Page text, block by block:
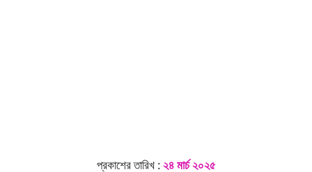
প্রকাশের তারিখ :২৪ মার্চ ২০২৫